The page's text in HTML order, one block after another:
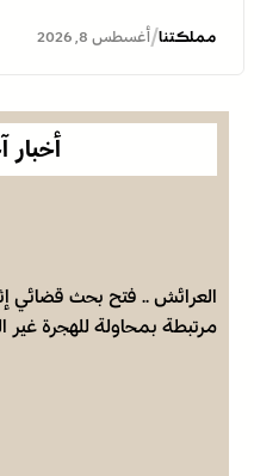
مملكتنا/ أغسطس 8, 2026
المرحوم مُّحمد العمراني
العرائش .. فتح بحث قضائي
مرتبطة بمحاولة للهجرة غير